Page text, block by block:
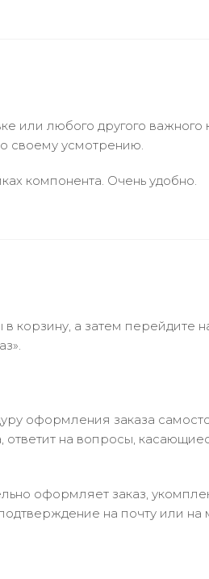
или любого другого
своему усмотрению.
компонента. Очень удобно.
а затем перейдите
оформления заказа
на вопросы,
оформляет заказ,
на почту или